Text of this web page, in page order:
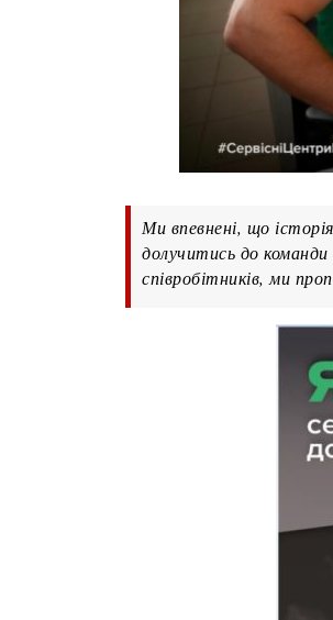
Ми впевнені, що
долучитись до
співробітників, ми